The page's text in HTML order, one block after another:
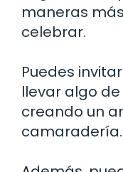
maneras
celebrar.
Puedes
llevar algo
creando un
camaradería.